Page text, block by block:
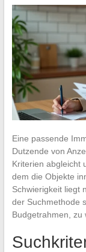
Eine passende
Dutzende von
Kriterien abgleicht
dem die Objekte
Schwierigkeit liegt
der Suchmethode
Budgetrahmen, zu